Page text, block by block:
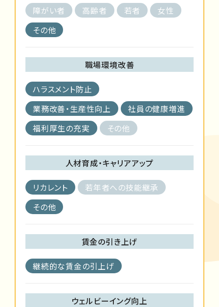
障がい者 高齢者 若者
女性
その他
職場環境改善
ハラスメント防止
業務改善・生産性向上
社員の健康増進
福利厚生の充実
その他
人材育成・キャリアアップ
リカレント
若年者への技能継承
その他
賃金の引き上げ
継続的な賃金の引上げ
ウェルビーイング向上